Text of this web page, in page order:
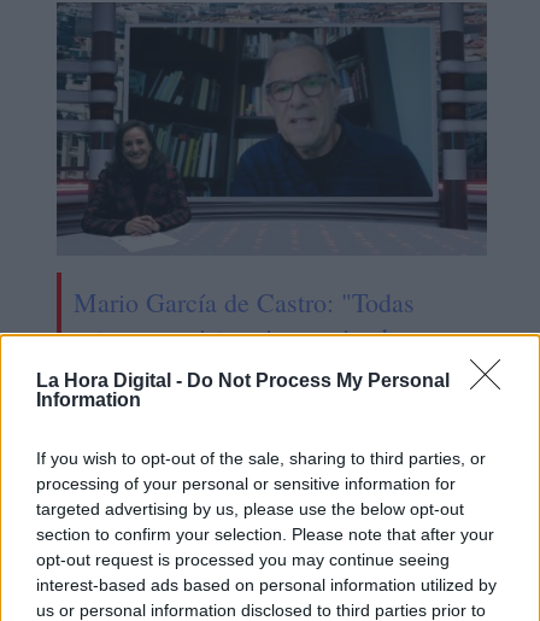
La Hora Digital - Do Not Process My Personal
Information
If you wish to opt-out of the sale, sharing to third parties, or
processing of your personal or sensitive information for
targeted advertising by us, please use the below opt-out
section to confirm your selection. Please note that after your
opt-out request is processed you may continue seeing
interest-based ads based on personal information utilized by
us or personal information disclosed to third parties prior to
Mario García de Castro: "Todas
estas conquistas siguen siendo un
camino abierto para el mañana"